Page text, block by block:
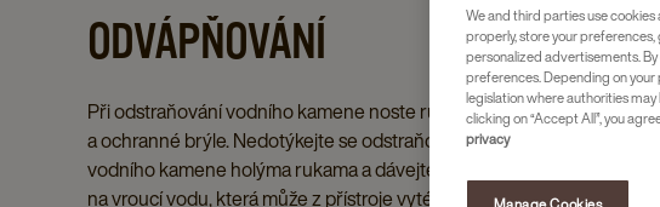
ODVÁPŇOVÁNÍ
Při odstraňování vodního kamene noste rukavice
a ochranné brýle. Nedotýkejte se odstraňovače
vodního kamene holýma rukama a dávejte pozor
na vroucí vodu, která může z přístroje vytékat.
We and third parties use
properly, store your
personalized advertisements. By
preferences. Depending on
legislation where authorities
clicking on “Accept All”, you
privacy